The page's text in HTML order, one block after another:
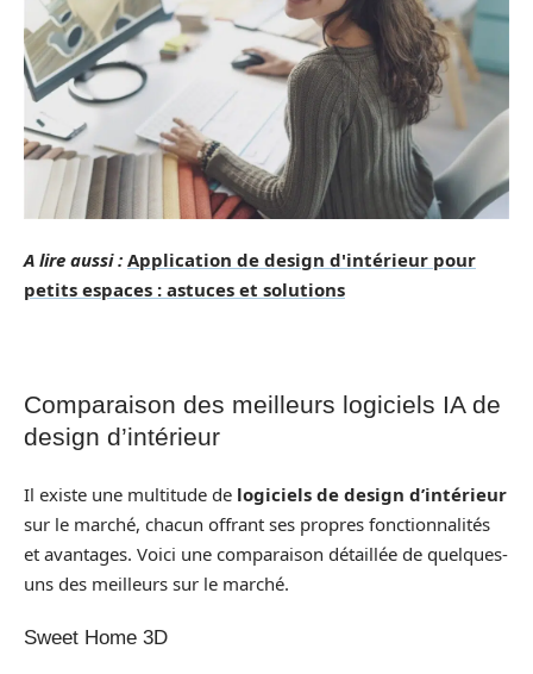
A lire aussi : Application de design d'intérieur pour
petits espaces : astuces et solutions
Comparaison des meilleurs logiciels IA de
design d’intérieur
Il existe une multitude de logiciels de design d’intérieur
sur le marché, chacun offrant ses propres fonctionnalités
et avantages. Voici une comparaison détaillée de quelques-
uns des meilleurs sur le marché.
Sweet Home 3D